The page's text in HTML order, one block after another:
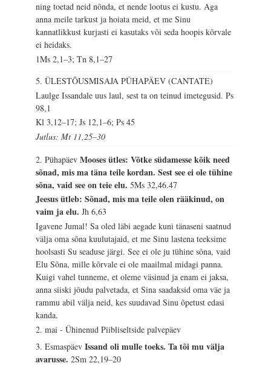
ning toetad neid nõnda, et nende lootus ei kustu. Aga
anna meile tarkust ja hoiata meid, et me Sinu
kannatlikkust kurjasti ei kasutaks või seda hoopis kõrvale
ei heidaks.
1Ms 2,1–3; Tn 8,1–27
5. ÜLESTÕUSMISAJA PÜHAPÄEV (CANTATE)
Laulge Issandale uus laul, sest ta on teinud imetegusid.Ps
98,1
Kl 3,12–17; Js 12,1–6; Ps 45
Jutlus: Mt 11,25–30
2. PühapäevMooses ütles: Võtke südamesse kõik need
sõnad, mis ma täna teile kordan. Sest see ei ole tühine
sõna, vaid see on teie elu.5Ms 32,46.47
Jeesus ütleb: Sõnad, mis ma teile olen rääkinud, on
vaim ja elu.Jh 6,63
Igavene Jumal! Sa oled läbi aegade kuni tänaseni saatnud
välja oma sõna kuulutajaid, et me Sinu lastena teeksime
hoolsasti Su seaduse järgi. See ei ole ju tühine sõna, vaid
Elu Sõna, mille kõrvale ei ole maailmal midagi panna.
Kuigi vahel tunneme, et oleme väsinud ja enam ei jaksa,
anna siiski jõudu palvetada, et Sina saadaksid oma väe ja
rammu abil välja neid, kes suudavad Sinu õpetust edasi
kanda.
2. mai - Ühinenud Piibliseltside palvepäev
3. EsmaspäevIssand oli mulle toeks. Ta tõi mu välja
avarusse.2Sm 22,19–20